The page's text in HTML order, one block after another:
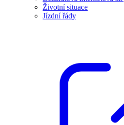
Životní situace
Jízdní řády